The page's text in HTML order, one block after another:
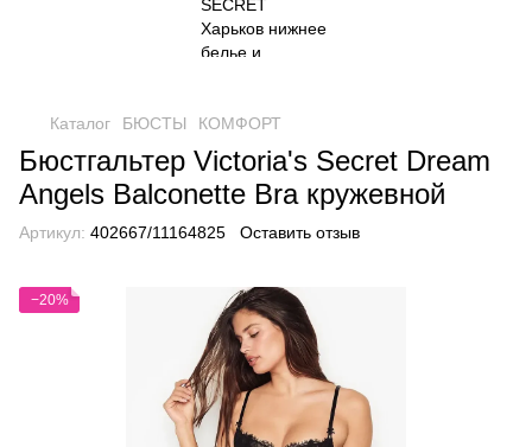
Каталог БЮСТЫ КОМФОРТ
Бюстгальтер Victoria's Secret Dream
Angels Balconette Bra кружевной
Артикул: 402667/11164825 Оставить отзыв
−20%